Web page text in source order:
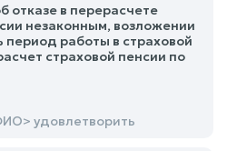
отказе в перерасчете
незаконным, возложении
период работы в страховой
страховой пенсии по
удовлетворить